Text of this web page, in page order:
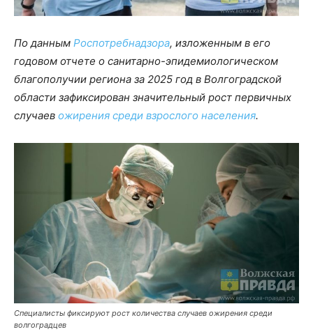
По данным Роспотребнадзора, изложенным в его
годовом отчете о санитарно-эпидемиологическом
благополучии региона за 2025 год в Волгоградской
области зафиксирован значительный рост первичных
случаев ожирения среди взрослого населения.
Специалисты фиксируют рост количества случаев ожирения среди
волгоградцев